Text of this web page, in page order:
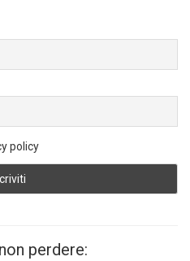
policy
perdere: